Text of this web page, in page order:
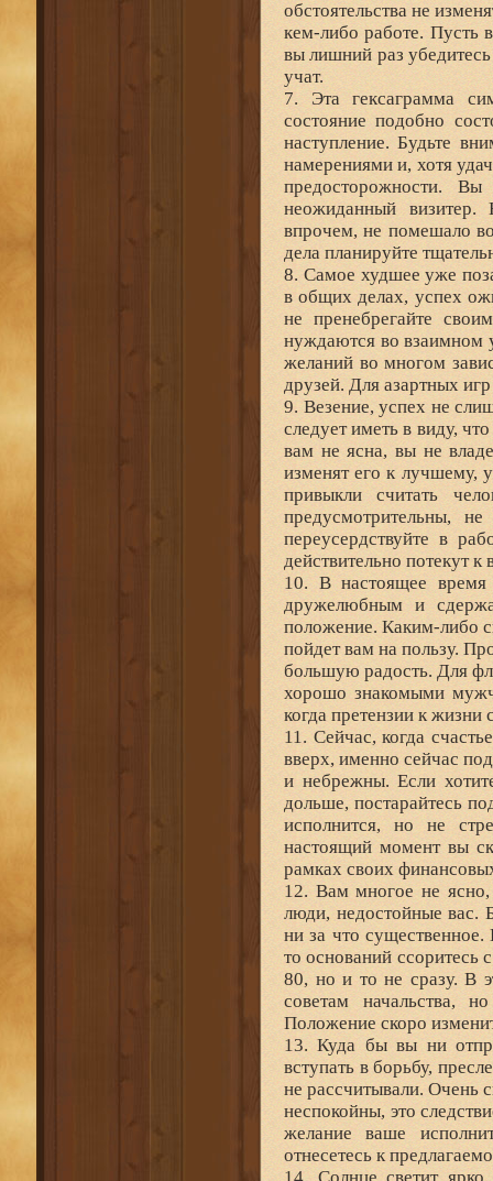
обстоятельства не
кем-либо работе. Пусть
вы лишний раз
учат.
7. Эта гексаграмма
состояние подобно
наступление. Будьте
намерениями и, хотя
предосторожности.
неожиданный
впрочем, не помешало
дела планируйте
8. Самое худшее уже
в общих делах, успех
не пренебрегайте
нуждаются во взаимном
желаний во многом
друзей. Для азартных
9. Везение, успех не
следует иметь в виду,
вам не ясна, вы не
изменят его к лучшему,
привыкли считать
предусмотрительны,
переусердствуйте в
действительно потекут к
10. В настоящее
дружелюбным и
положение. Каким-либо
пойдет вам на пользу.
большую радость. Для
хорошо знакомыми
когда претензии к
11. Сейчас, когда
вверх, именно сейчас
и небрежны. Если
дольше, постарайтесь
исполнится, но не
настоящий момент вы
рамках своих
12. Вам многое не
люди, недостойные вас.
ни за что
то оснований ссоритесь
80, но и то не сразу. В
советам начальства,
Положение скоро
13. Куда бы вы ни
вступать в борьбу,
не рассчитывали. Очень
неспокойны, это
желание ваше
отнесетесь к